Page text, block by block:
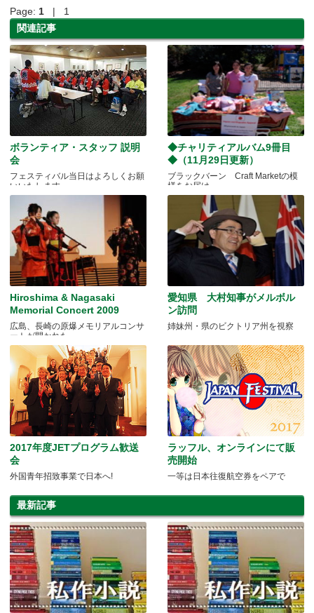
Page: 1 | 1
関連記事
ボランティア・スタッフ 説明
会
フェスティバル当日はよろしくお願
いいたします
◆チャリティアルバム9冊目
◆（11月29日更新）
ブラックバーン Craft Marketの模
様をお届け
Hiroshima & Nagasaki
Memorial Concert 2009
広島、長崎の原爆メモリアルコンサ
ートが開かれた。
愛知県 大村知事がメルボル
ン訪問
姉妹州・県のビクトリア州を視察
2017年度JETプログラム歓送
会
外国青年招致事業で日本へ!
ラッフル、オンラインにて販
売開始
一等は日本往復航空券をペアで
最新記事